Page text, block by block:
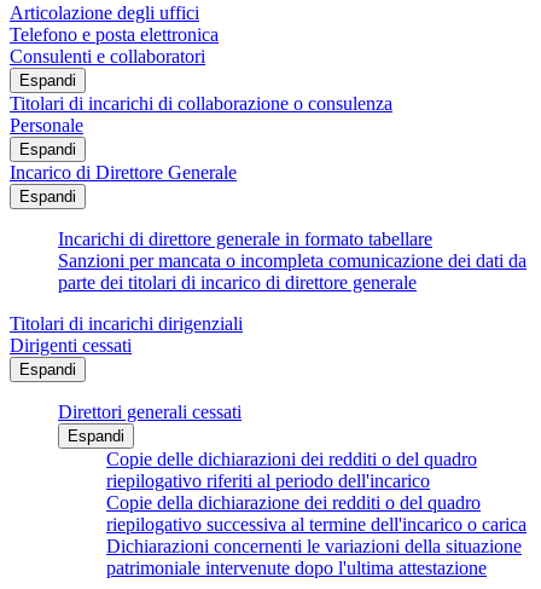
Articolazione degli uffici
Telefono e posta elettronica
Consulenti e collaboratori
Espandi
Titolari di incarichi di collaborazione o consulenza
Personale
Espandi
Incarico di Direttore Generale
Espandi
Incarichi di direttore generale in formato tabellare
Sanzioni per mancata o incompleta comunicazione dei dati da
parte dei titolari di incarico di direttore generale
Titolari di incarichi dirigenziali
Dirigenti cessati
Espandi
Direttori generali cessati
Espandi
Copie delle dichiarazioni dei redditi o del quadro
riepilogativo riferiti al periodo dell'incarico
Copie della dichiarazione dei redditi o del quadro
riepilogativo successiva al termine dell'incarico o carica
Dichiarazioni concernenti le variazioni della situazione
patrimoniale intervenute dopo l'ultima attestazione